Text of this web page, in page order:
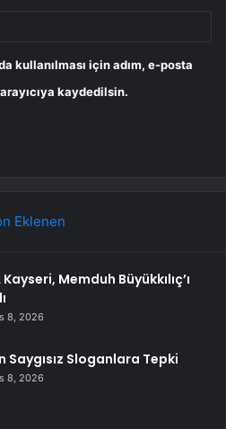
kullanılması için adım, e-posta
kaydedilsin.
Eklenen
Kayseri, Memduh Büyükkılıç’ı
8, 2026
Saygısız Sloganlara Tepki
8, 2026